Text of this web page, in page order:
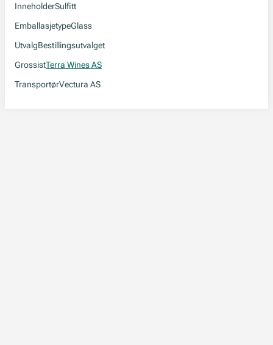
InneholderSulfitt
EmballasjetypeGlass
UtvalgBestillingsutvalget
GrossistTerra Wines AS
TransportørVectura AS